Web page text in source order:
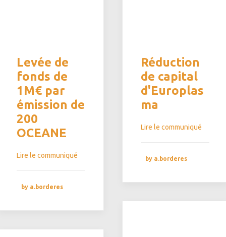
Levée de
fonds de
1M€ par
émission de
200
OCEANE
Lire le communiqué
by a.borderes
Réduction
de capital
d'Europlas
ma
Lire le communiqué
by a.borderes